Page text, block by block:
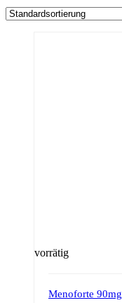
vorrätig
Menoforte 90mg